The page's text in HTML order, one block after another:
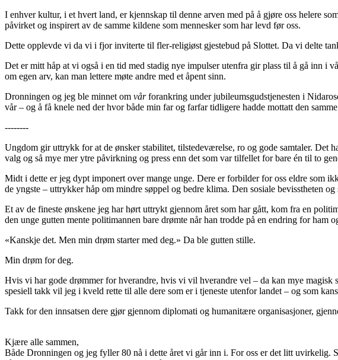
I enhver kultur, i et hvert land, er kjennskap til denne arven med på å gjøre oss helere
påvirket og inspirert av de samme kildene som mennesker som har levd før oss.
Dette opplevde vi da vi i fjor inviterte til fler-religiøst gjestebud på Slottet. Da vi delte
Det er mitt håp at vi også i en tid med stadig nye impulser utenfra gir plass til å gå inn i
om egen arv, kan man lettere møte andre med et åpent sinn.
Dronningen og jeg ble minnet om vårforankring under jubileumsgudstjenesten i
vår – og å få knele ned der hvor både min far og farfar tidligere hadde mottatt den
--------
Ungdom gir uttrykk for at de ønsker stabilitet, tilstedeværelse, ro og gode samtaler.
valg og så mye mer ytre påvirkning og press enn det som var tilfellet for bare én til to
Midt i dette er jeg dypt imponert over mange unge. Dere er forbilder for oss eldre som
de yngste – uttrykker håp om mindre søppel og bedre klima. Den sosiale bevisstheten
Et av de fineste ønskene jeg har hørt uttrykt gjennom året som har gått, kom fra en
den unge gutten mente politimannen bare drømte når han trodde på en endring for ham
«Kanskje det. Men min drøm starter med deg.» Da ble gutten stille.
Min drøm for deg.
Hvis vi har gode drømmer for hverandre, hvis vi vil hverandre vel – da kan mye
spesiell takk vil jeg i kveld rette til alle dere som er i tjeneste utenfor landet – og som
Takk for den innsatsen dere gjør gjennom diplomati og humanitære organisasjoner,
Kjære alle sammen,
Både Dronningen og jeg fyller 80 nå i dette året vi går inn i. For oss er det litt uvirkelig.